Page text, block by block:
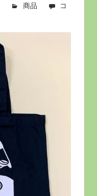
商品
コ